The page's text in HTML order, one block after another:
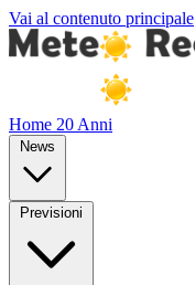
Vai al contenuto principale
Home 20 Anni
News
Previsioni